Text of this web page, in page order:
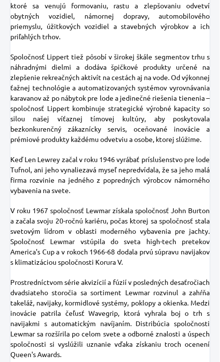
ktoré sa venujú formovaniu, rastu a zlepšovaniu odvetví
obytných vozidiel, námornej dopravy, automobilového
priemyslu, úžitkových vozidiel a stavebných výrobkov a ich
priľahlých trhov.
Spoločnosť Lippert tiež pôsobí v širokej škále segmentov trhu s
náhradnými dielmi a dodáva špičkové produkty určené na
zlepšenie rekreačných aktivít na cestách aj na vode. Od výkonnej
ťažnej technológie a automatizovaných systémov vyrovnávania
karavanov až po nábytok pre lode a jedinečné riešenia tienenia –
spoločnosť Lippert kombinuje strategické výrobné kapacity so
silou našej víťaznej tímovej kultúry, aby poskytovala
bezkonkurenčný zákaznícky servis, oceňované inovácie a
prémiové produkty každému odvetviu a osobe, ktorej slúžime.
Keď Len Lewrey začal v roku 1946 vyrábať príslušenstvo pre lode
Tufnol, ani jeho vynaliezavá myseľ nepredvídala, že sa jeho malá
firma rozvinie na jedného z popredných výrobcov námorného
vybavenia na svete.
V roku 1967 spoločnosť Lewmar získala spoločnosť John Burton
a začala svoju 20-ročnú kariéru, počas ktorej sa spoločnosť stala
svetovým lídrom v oblasti moderného vybavenia pre jachty.
Spoločnosť Lewmar vstúpila do sveta high-tech pretekov
America's Cup a v rokoch 1966-68 dodala prvú súpravu navijakov
s klimatizáciou spoločnosti Korura V.
Prostredníctvom série akvizícií a fúzií v posledných desaťročiach
dvadsiateho storočia sa sortiment Lewmar rozvinul a zahŕňa
takeláž, navijaky, kormidlové systémy, poklopy a okienka. Medzi
inovácie patrila čeľusť Wavegrip, ktorá vyhrala boj o trh s
navijakmi s automatickým navíjaním. Distribúcia spoločnosti
Lewmar sa rozšírila po celom svete a odborné znalosti a úspech
spoločnosti si vyslúžili uznanie vďaka získaniu troch ocenení
Queen's Awards.